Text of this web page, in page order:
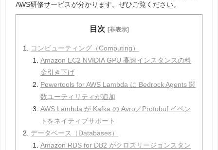
AWS研修サービスが分かります。ぜひご覧ください。
目次 [非表示]
コンピューティング（Computing）
Amazon EC2 NVIDIA GPU 高速インスタンスの料
金引き下げ
Powertools for AWS Lambda に Bedrock Agents 関
数ユーティリティが追加
AWS Lambda が Kafka の Avro／Protobuf イベン
トをネイティブサポート
データベース（Databases）
Amazon RDS for DB2 がクロスリージョンスタン